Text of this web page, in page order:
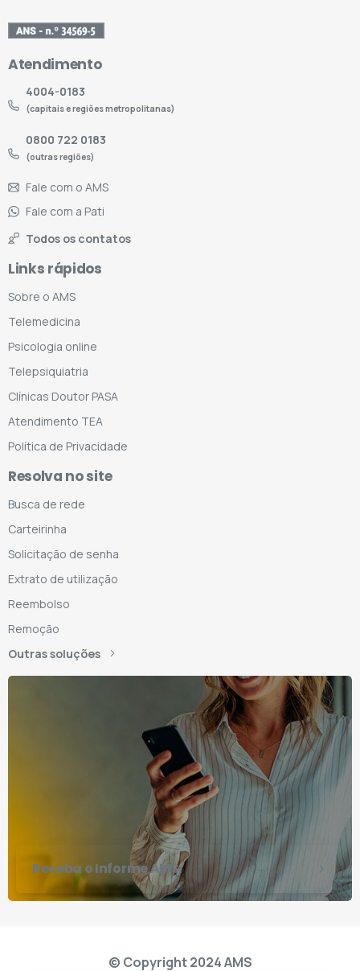
Atendimento
4004-0183
(capitais e regiões metropolitanas)
0800 722 0183
(outras regiões)
Fale com o AMS
Fale com a Pati
Todos os contatos
Links rápidos
Sobre o AMS
Telemedicina
Psicologia online
Telepsiquiatria
Clínicas Doutor PASA
Atendimento TEA
Política de Privacidade
Resolva no site
Busca de rede
Carteirinha
Solicitação de senha
Extrato de utilização
Reembolso
Remoção
Outras soluções
Receba o Informe AMS
© Copyright 2024 AMS